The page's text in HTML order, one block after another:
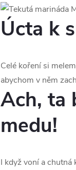
Úcta k
Celé koření si
abychom v něm
Ach, ta
medu!
I když voní a chutná